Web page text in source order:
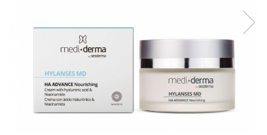
INSTITUT ESTHEDERM
TEOXANE
MESOESTETIC
Acne One